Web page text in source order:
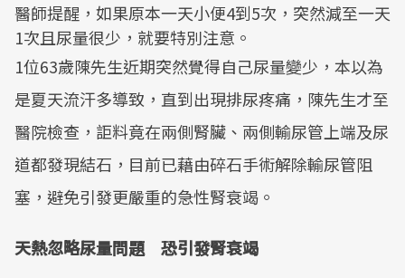
醫師提醒，如果原本一天小便4到5次，突然減至一天
1次且尿量很少，就要特別注意。
1位63歲陳先生近期突然覺得自己尿量變少，本以為
是夏天流汗多導致，直到出現排尿疼痛，陳先生才至
醫院檢查，詎料竟在兩側腎臟、兩側輸尿管上端及尿
道都發現結石，目前已藉由碎石手術解除輸尿管阻
塞，避免引發更嚴重的急性腎衰竭。
天熱忽略尿量問題 恐引發腎衰竭